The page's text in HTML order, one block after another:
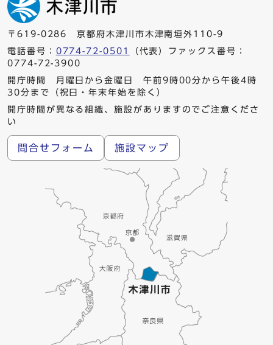
〒619-0286 京都府木津川市木津南垣外110-9
電話番号： 0774-72-0501
（代表）ファックス番号：
0774-72-3900
開庁時間 月曜日から金曜日 午前9時00分から午後4時
30分まで（祝日・年末年始を除く）
開庁時間が異なる組織、施設がありますのでご注意くださ
い
問合せフォーム 施設マップ